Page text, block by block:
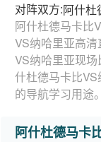
对阵双方:阿什杜
阿什杜德马卡比
VS纳哈里亚高
VS纳哈里亚现
什杜德马卡比
的导航学习用途。
阿什杜德马卡